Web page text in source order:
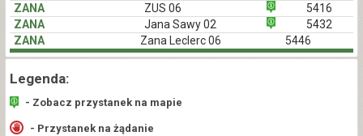
ZANA
ZUS 06
5416
ZANA
Jana Sawy 02
5432
ZANA
Zana Leclerc 06 5446
Legenda:
- Zobacz przystanek na mapie
- Przystanek na żądanie